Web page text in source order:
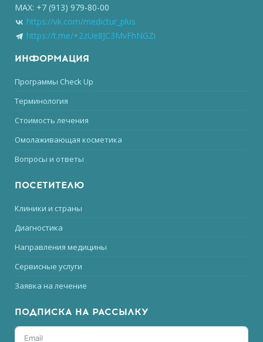
MAX: +7 (913) 979-80-00
https://vk.com/medictur_plus
https://t.me/+2zUe8JC3MvFhNGZi
ИНФОРМАЦИЯ
Программы Check Up
Терминология
Стоимость лечения
Омолаживающая косметика
Вопросы и ответы
ПОСЕТИТЕЛЮ
Клиники и страны
Диагностика
Направления медицины
Сервисные услуги
Заявка на лечение
ПОДПИСКА НА РАССЫЛКУ